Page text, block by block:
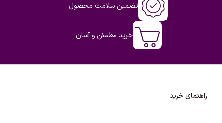
تضمین سلامت محصول
خرید مطمئن و آسان
راهنمای خرید